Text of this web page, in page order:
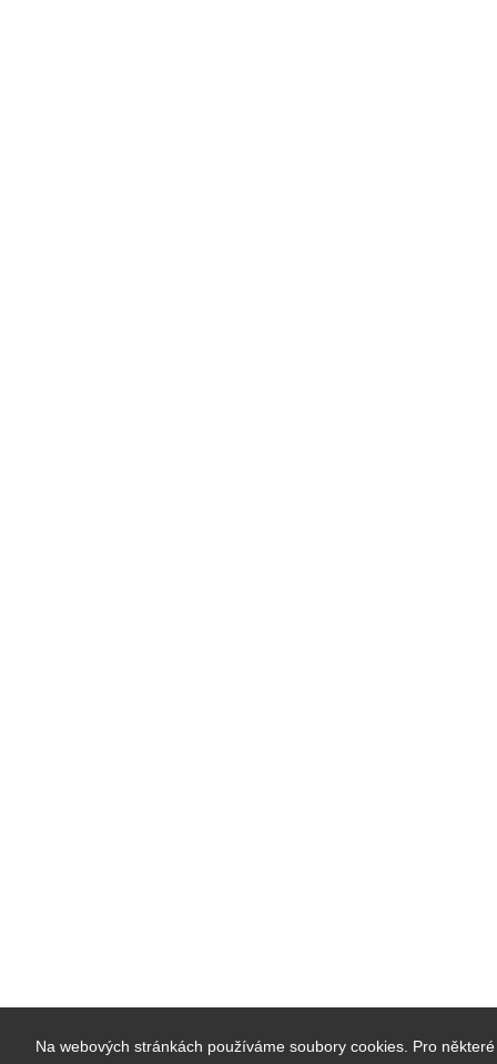
Na webových stránkách používáme soubory cookies. Pro